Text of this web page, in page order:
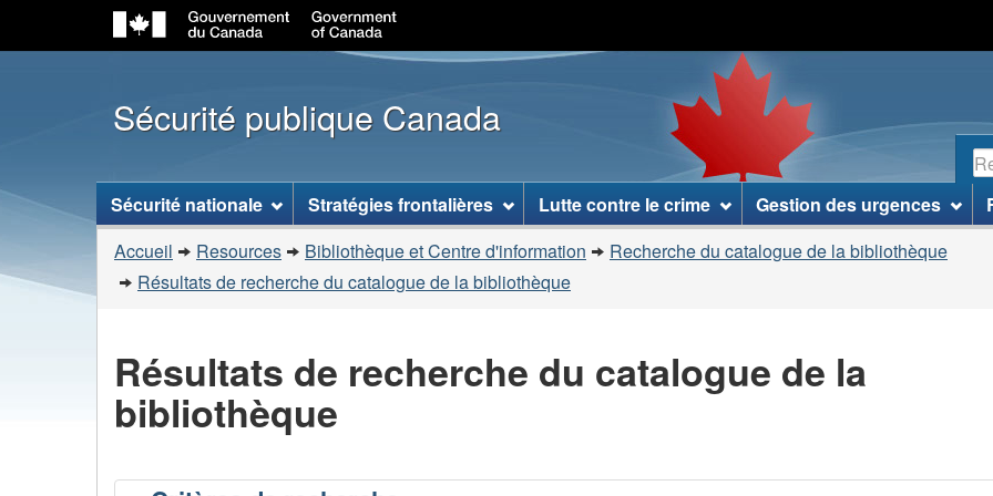
au
contenu
principal
à
«
propos
ce
site
»
à
la
version
simplifiée
Sécurité publique Canada
Menu
des
sujets
Sécurité nationale Stratégies frontalières Lutte contre le crime Gestion des urgences
Vous
êtes
Accueil Resources Bibliothèque et Centre d'information
Recherche du catalogue de la bibliothèque
Résultats de recherche du catalogue de la bibliothèque
Résultats de recherche du catalogue de la
bibliothèque